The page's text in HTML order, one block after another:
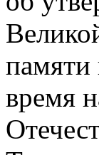
памяти
время